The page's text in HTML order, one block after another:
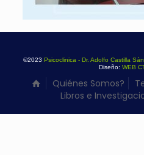
©2023 Psicoclinica - Dr. Adolfo Castilla
Diseño: WEB
Quiénes Somos?
Libros e